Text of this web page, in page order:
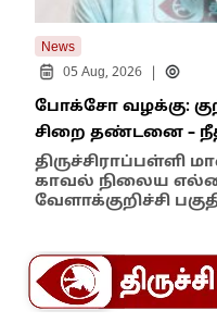
News
05 Aug, 2026
போக்சோ வழக்கு:
சிறை தண்டனை –
திருச்சிராப்பள்ளி
காவல் நிலைய
வேளாக்குறிச்சி